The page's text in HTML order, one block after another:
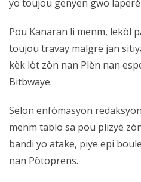
yo toujou genyen gwo
Pou Kanaran li menm, lekòl
toujou travay malgre jan
kèk lòt zòn nan Plèn nan
Bitbwaye.
Selon enfòmasyon
menm tablo sa pou plizyè
bandi yo atake, piye epi
nan Pòtoprens.